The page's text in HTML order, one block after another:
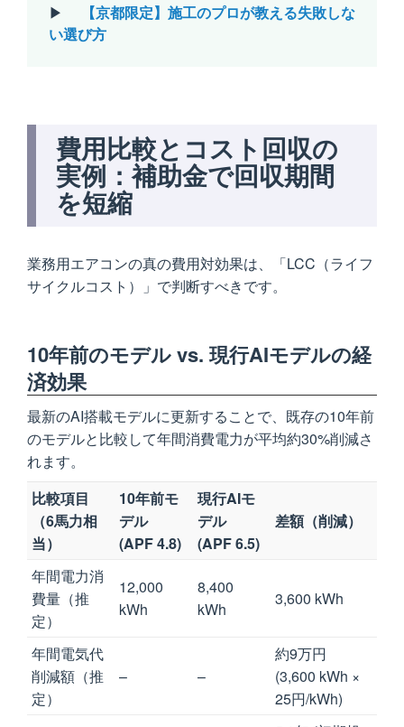
▶
【京都限定】施工のプロが教える失敗しな
い選び方
費用比較とコスト回収の
実例：補助金で回収期間
を短縮
業務用エアコンの真の費用対効果は、「LCC（ライフ
サイクルコスト）」で判断すべきです。
10年前のモデル vs. 現行AIモデルの経
済効果
最新のAI搭載モデルに更新することで、既存の10年前
のモデルと比較して年間消費電力が平均約30%削減さ
れます。
比較項目
（6馬力相
当）
10年前モ
デル
(APF 4.8)
現行AIモ
デル
(APF 6.5)
差額（削減）
年間電力消
費量（推
定）
12,000
kWh
8,400
kWh
3,600 kWh
年間電気代
削減額（推
定）
– –
約9万円
(3,600 kWh ×
25円/kWh)